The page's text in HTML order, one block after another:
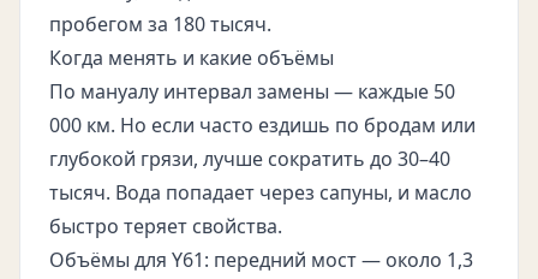
пробегом за 180 тысяч.
Когда менять и какие объёмы
По мануалу интервал замены — каждые 50
000 км. Но если часто ездишь по бродам или
глубокой грязи, лучше сократить до 30–40
тысяч. Вода попадает через сапуны, и масло
быстро теряет свойства.
Объёмы для Y61: передний мост — около 1,3